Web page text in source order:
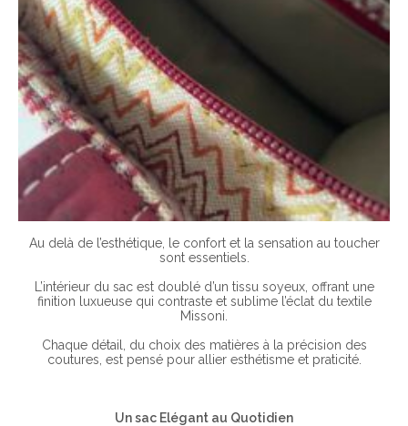
Au delà de l’esthétique, le confort et la sensation au toucher
sont essentiels.
L’intérieur du sac est doublé d’un tissu soyeux, offrant une
finition luxueuse qui contraste et sublime l’éclat du textile
Missoni.
Chaque détail, du choix des matières à la précision des
coutures, est pensé pour allier esthétisme et praticité.
Un sac Elégant au Quotidien